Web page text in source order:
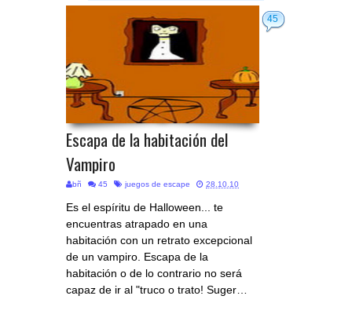
45
Escapa de la habitación del
Vampiro
bñ 45 juegos de escape 28.10.10
Es el espíritu de Halloween... te
encuentras atrapado en una
habitación con un retrato excepcional
de un vampiro. Escapa de la
habitación o de lo contrario no será
capaz de ir al "truco o trato! Suger…